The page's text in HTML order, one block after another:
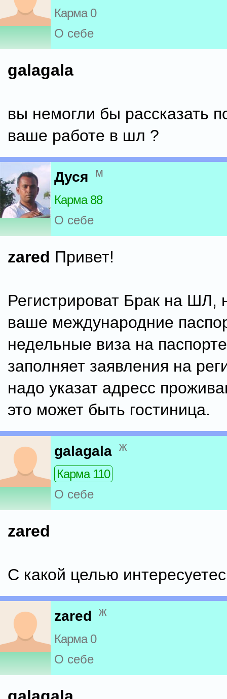
Карма 0
О себе
galagala
вы немогли бы рассказать
ваше работе в шл ?
Дуся м
Карма 88
О себе
zared Привет!
Регистрироват Брак на ШЛ,
ваше международние
недельные виза на
заполняет заявления на
надо указат адресс
это может быть гостиница.
galagala ж
Карма 110
О себе
zared
С какой целью
zared ж
Карма 0
О себе